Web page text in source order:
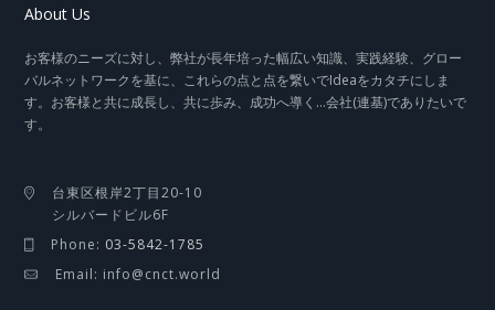
About Us
お客様のニーズに対し、弊社が長年培った幅広い知識、実践経験、グロー
バルネットワークを基に、これらの点と点を繋いでIdeaをカタチにしま
す。お客様と共に成長し、共に歩み、成功へ導く…会社(連基)でありたいで
す。
台東区根岸2丁目20-10
シルバードビル6F
Phone: 03-5842-1785
Email: info@cnct.world